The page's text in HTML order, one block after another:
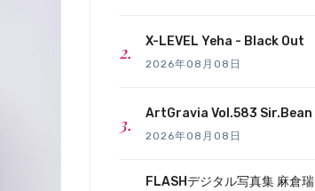
X-LEVEL Yeha - Black Out
2026年08月08日
ArtGravia Vol.583 Sir.Bean
2026年08月08日
FLASHデジタル写真集 麻倉瑞